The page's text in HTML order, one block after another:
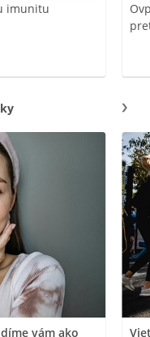
imunitu
vám ako